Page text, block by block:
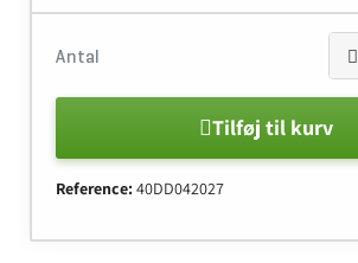
Antal
Tilføj til kurv
Reference:40DD042027